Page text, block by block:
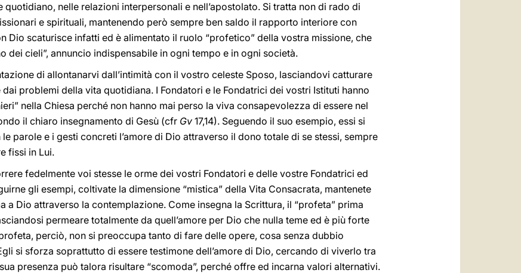
nelle relazioni interpersonali e nell’apostolato. Si tratta non di rado di
e spirituali, mantenendo però sempre ben saldo il rapporto interiore con
Dio scaturisce infatti ed è alimentato il ruolo “profetico” della vostra missione, che
dei cieli”, annuncio indispensabile in ogni tempo e in ogni società.
di allontanarvi dall’intimità con il vostro celeste Sposo, lasciandovi catturare
problemi della vita quotidiana. I Fondatori e le Fondatrici dei vostri Istituti hanno
nella Chiesa perché non hanno mai perso la viva consapevolezza di essere nel
il chiaro insegnamento di Gesù (cfr Gv 17,14). Seguendo il suo esempio, essi si
parole e i gesti concreti l’amore di Dio attraverso il dono totale di se stessi, sempre
fissi in Lui.
fedelmente voi stesse le orme dei vostri Fondatori e delle vostre Fondatrici ed
gli esempi, coltivate la dimensione “mistica” della Vita Consacrata, mantenete
a Dio attraverso la contemplazione. Come insegna la Scrittura, il “profeta” prima
permeare totalmente da quell’amore per Dio che nulla teme ed è più forte
perciò, non si preoccupa tanto di fare delle opere, cosa senza dubbio
si sforza soprattutto di essere testimone dell’amore di Dio, cercando di viverlo tra
presenza può talora risultare “scomoda”, perché offre ed incarna valori alternativi.